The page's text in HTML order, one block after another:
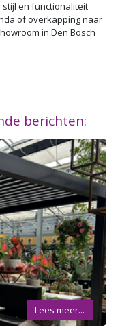
en functionaliteit
of overkapping naar
in Den Bosch
berichten:
Lees meer...